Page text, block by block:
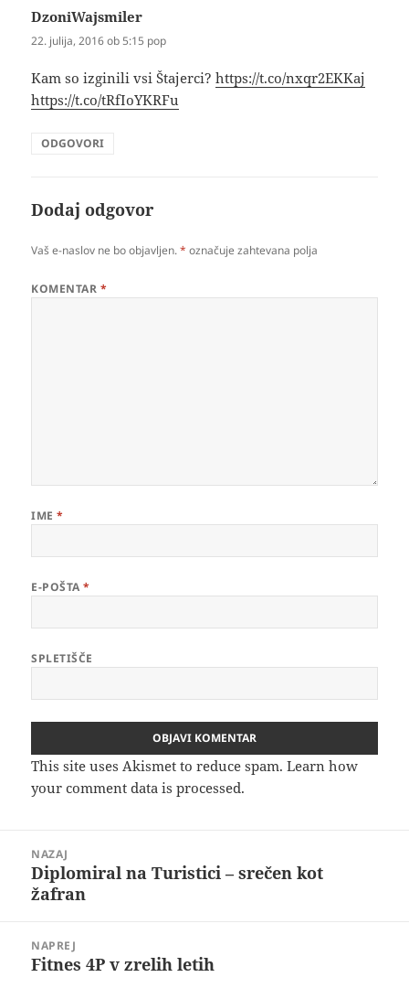
DzoniWajsmiler
22. julija, 2016 ob 5:15 pop
Kam so izginili vsi Štajerci?https://t.co/nxqr2EKKaj
https://t.co/tRfIoYKRFu
ODGOVORI
Dodaj odgovor
Vaš e-naslov ne bo objavljen. * označuje zahtevana polja
KOMENTAR *
IME*
E-POŠTA*
SPLETIŠČE
This site uses Akismet to reduce spam.Learn how
your comment data is processed.
prispevka
NAZAJ
Prejšnji
prispevek:
Diplomiral na Turistici – srečen kot
žafran
NAPREJ
Naslednji
Fitnes 4P v zrelih letih